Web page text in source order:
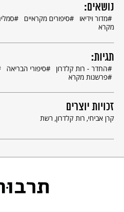
נושאים:
מדור וידיאו סיפורים מקראיים
מקרא
תגיות:
החדר - רות קלדרון סיפורי הבריאה
פרשנות מקרא
זכויות יוצרים
קרן אביחי רות קלדרון רשת